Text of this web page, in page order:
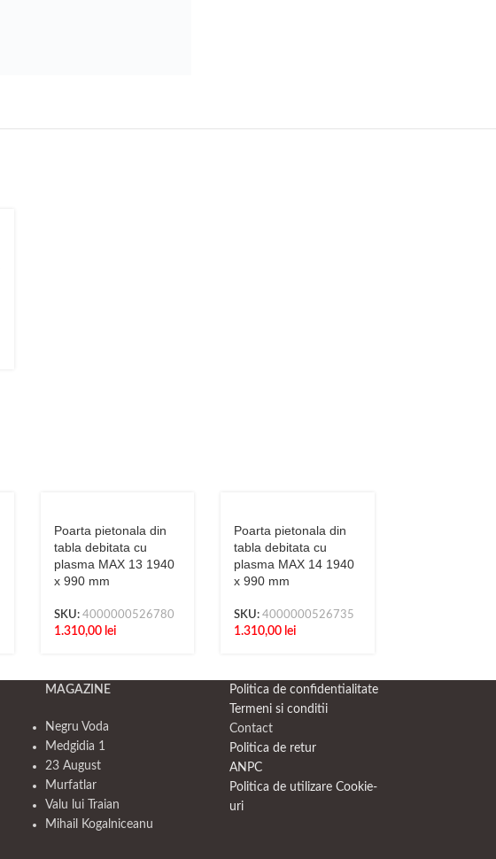
Poarta pietonala din
tabla debitata cu
plasma MAX 13 1940
x 990 mm
SKU: 4000000526780
1.310,00 lei
Poarta pietonala din
tabla debitata cu
plasma MAX 14 1940
x 990 mm
SKU:4000000526735
1.310,00 lei
MAGAZINE
Negru Voda
Medgidia 1
23 August
Murfatlar
Valu lui Traian
Mihail Kogalniceanu
Politica de confidentialitate
Termeni si conditii
Contact
Politica de retur
ANPC
Politica de utilizare Cookie-
uri